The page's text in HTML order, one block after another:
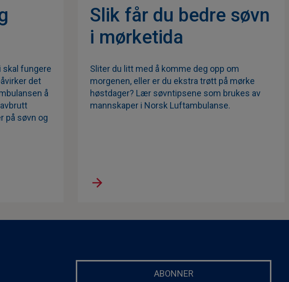
skal fungere
det
å
på søvn og
Slik får du bedre søvn
i mørketida
Sliter du litt med å komme deg opp om
morgenen, eller er du ekstra trøtt på mørke
høstdager? Lær søvntipsene som brukes av
mannskaper i Norsk Luftambulanse.
ABONNER